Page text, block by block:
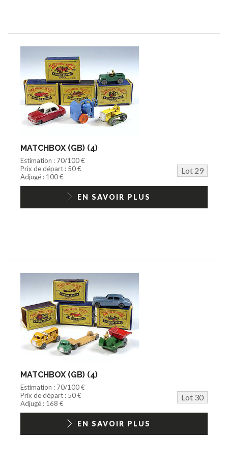
MATCHBOX (GB) (4)
Estimation : 70/100 €
Prix de départ : 50 €
Lot 29
Adjugé : 100 €
EN SAVOIR PLUS
MATCHBOX (GB) (4)
Estimation : 70/100 €
Prix de départ : 50 €
Lot 30
Adjugé : 168 €
EN SAVOIR PLUS